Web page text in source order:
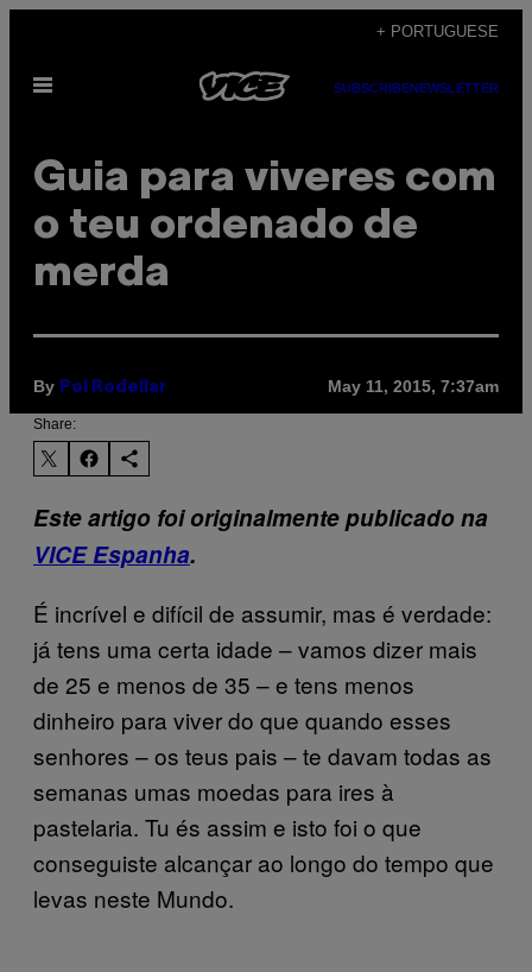
content
+ PORTUGUESE
Open
SUBSCRIBENEWSLETTER
Guia para viveres com
o teu ordenado de
merda
By Pol Rodellar May 11, 2015, 7:37am
Share:
Este artigo foi originalmente publicado na
VICE Espanha.
É incrível e difícil de assumir, mas é verdade:
já tens uma certa idade – vamos dizer mais
de 25 e menos de 35 – e tens menos
dinheiro para viver do que quando esses
senhores – os teus pais – te davam todas as
semanas umas moedas para ires à
pastelaria. Tu és assim e isto foi o que
conseguiste alcançar ao longo do tempo que
levas neste Mundo.